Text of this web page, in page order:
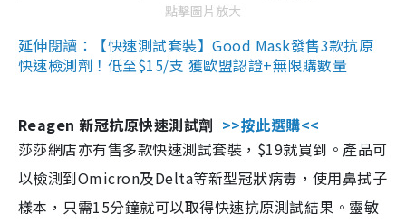
點擊圖片放大
延伸閱讀：【快速測試套裝】Good Mask發售3款抗原
快速檢測劑！低至$15/支 獲歐盟認證+無限購數量
Reagen 新冠抗原快速測試劑 >>按此選購<<
莎莎網店亦有售多款快速測試套裝，$19就買到。產品可
以檢測到Omicron及Delta等新型冠狀病毒，使用鼻拭子
樣本，只需15分鐘就可以取得快速抗原測試結果。靈敏